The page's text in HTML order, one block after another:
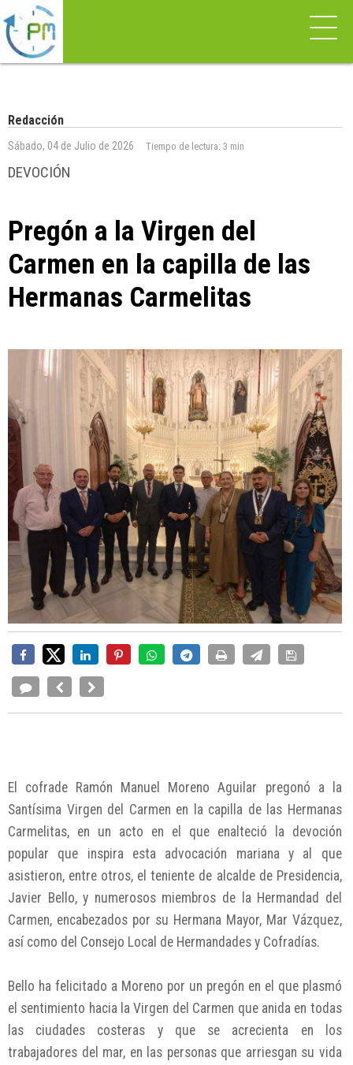
Redacción
Sábado, 04 de Julio de 2026 Tiempo de lectura: 3 min
DEVOCIÓN
Pregón a la Virgen del
Carmen en la capilla de las
Hermanas Carmelitas
El cofrade Ramón Manuel Moreno Aguilar pregonó a la
Santísima Virgen del Carmen en la capilla de las Hermanas
Carmelitas, en un acto en el que enalteció la devoción
popular que inspira esta advocación mariana y al que
asistieron, entre otros, el teniente de alcalde de Presidencia,
Javier Bello, y numerosos miembros de la Hermandad del
Carmen, encabezados por su Hermana Mayor, Mar Vázquez,
así como del Consejo Local de Hermandades y Cofradías.
Bello ha felicitado a Moreno por un pregón en el que plasmó
el sentimiento hacia la Virgen del Carmen que anida en todas
las ciudades costeras y que se acrecienta en los
trabajadores del mar, en las personas que arriesgan su vida